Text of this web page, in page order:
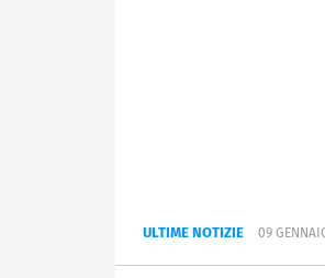
ULTIME NOTIZIE 09